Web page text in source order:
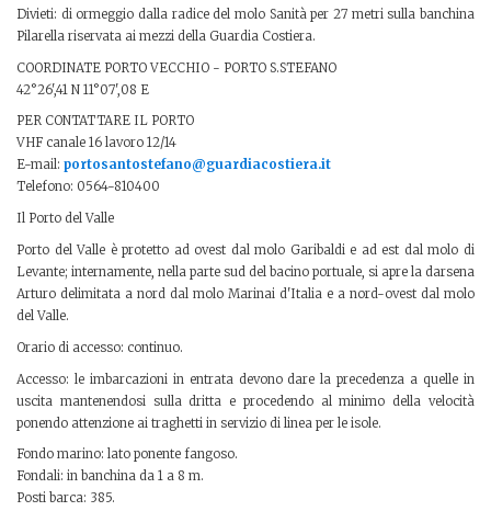
Divieti: di ormeggio dalla radice del molo Sanità per 27 metri sulla banchina
Pilarella riservata ai mezzi della Guardia Costiera.
COORDINATE PORTO VECCHIO - PORTO S.STEFANO
42°26',41 N 11°07',08 E
PER CONTATTARE IL PORTO
VHF canale 16 lavoro 12/14
E-mail: portosantostefano@guardiacostiera.it
Telefono: 0564-810400
Il Porto del Valle
Porto del Valle è protetto ad ovest dal molo Garibaldi e ad est dal molo di
Levante; internamente, nella parte sud del bacino portuale, si apre la darsena
Arturo delimitata a nord dal molo Marinai d'Italia e a nord-ovest dal molo
del Valle.
Orario di accesso: continuo.
Accesso: le imbarcazioni in entrata devono dare la precedenza a quelle in
uscita mantenendosi sulla dritta e procedendo al minimo della velocità
ponendo attenzione ai traghetti in servizio di linea per le isole.
Fondo marino: lato ponente fangoso.
Fondali: in banchina da 1 a 8 m.
Posti barca: 385.